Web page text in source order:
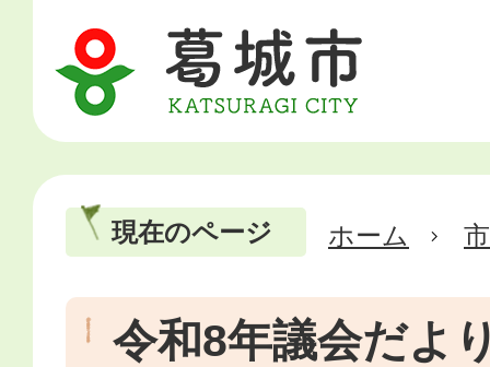
現在のページ ホーム
令和8年議会だよ